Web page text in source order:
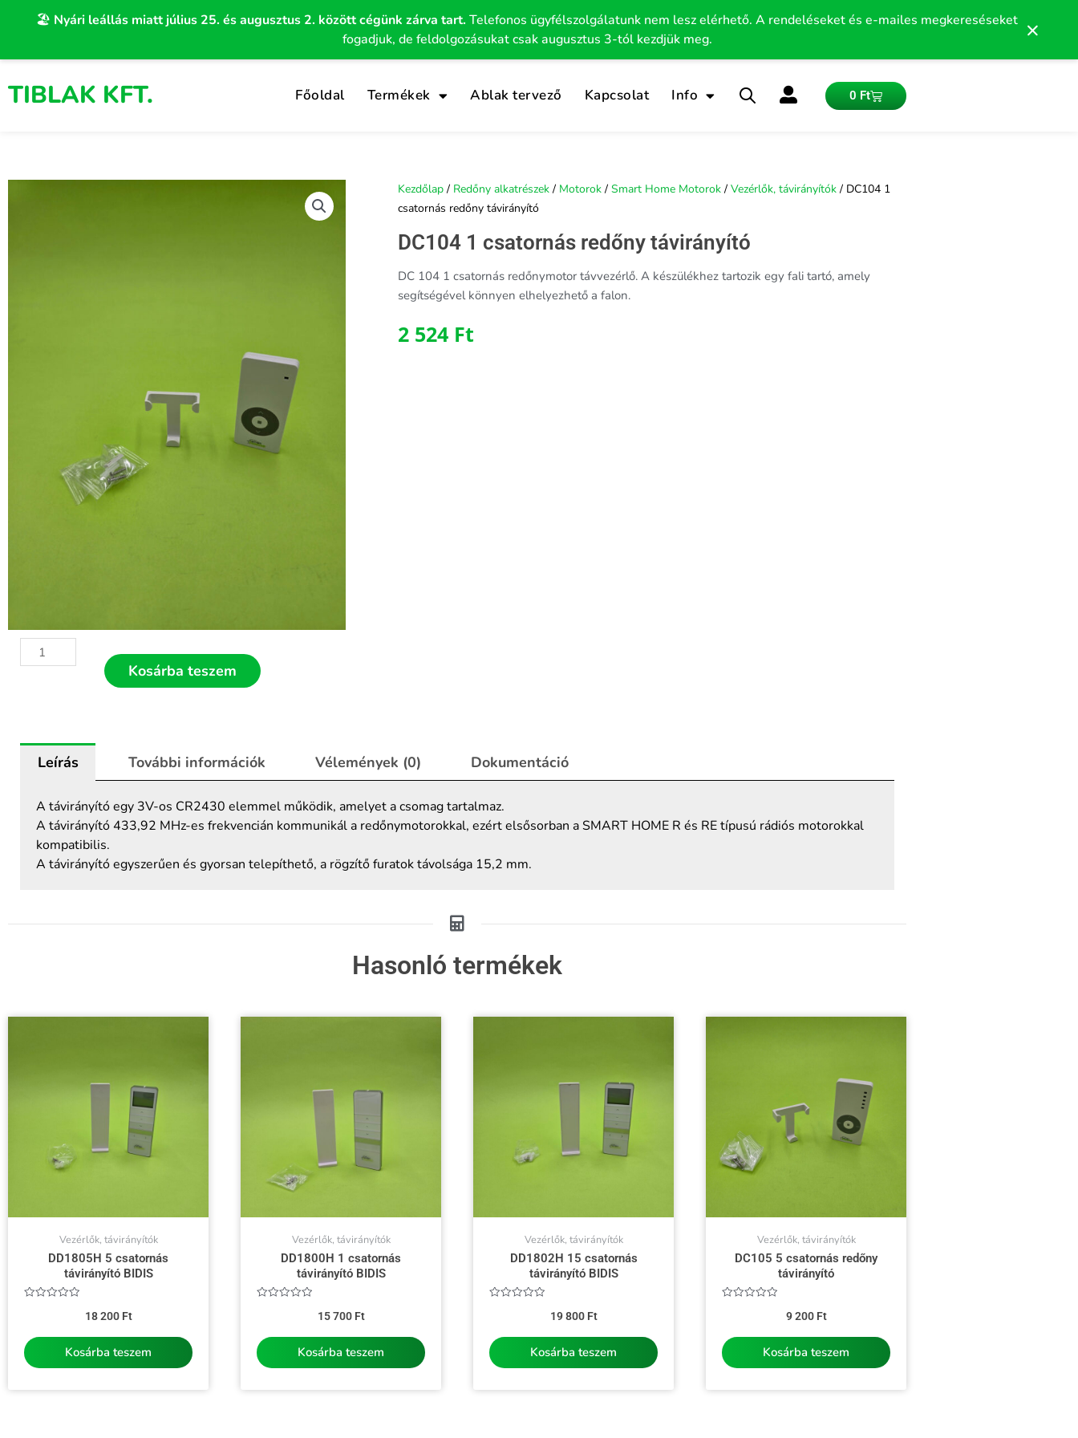
🏖️ Nyári leállás miatt július 25. és augusztus 2. között cégünk zárva tart.Telefonos ügyfélszolgálatunk nem lesz elérhető. A rendeléseket és e-mailes megkereséseket
fogadjuk, de feldolgozásukat csak augusztus 3-tól kezdjük meg.
×
TIBLAK KFT. Főoldal Termékek Ablak tervező Kapcsolat Info 0 FtKosár
Kezdőlap / Redőny alkatrészek / Motorok / Smart Home Motorok / Vezérlők, távirányítók / DC104 1
csatornás redőny távirányító
DC104 1 csatornás redőny távirányító
DC 104 1 csatornás redőnymotor távvezérlő. A készülékhez tartozik egy fali tartó, amely
segítségével könnyen elhelyezhető a falon.
2 524 Ft
DC104
1
mennyiség
Kosárba teszem
Leírás További információk Vélemények (0) Dokumentáció
A távirányító egy 3V-os CR2430 elemmel működik, amelyet a csomag tartalmaz.
A távirányító 433,92 MHz-es frekvencián kommunikál a redőnymotorokkal, ezért elsősorban a SMART HOME R és RE típusú rádiós motorokkal
kompatibilis.
A távirányító egyszerűen és gyorsan telepíthető, a rögzítő furatok távolsága 15,2 mm.
Hasonló termékek
Vezérlők, távirányítók
DD1805H 5 csatornás
távirányító BIDIS
18 200 Ft
Kosárba teszem
Vezérlők, távirányítók
DD1800H 1 csatornás
távirányító BIDIS
15 700 Ft
Kosárba teszem
Vezérlők, távirányítók
DD1802H 15 csatornás
távirányító BIDIS
19 800 Ft
Kosárba teszem
Vezérlők, távirányítók
DC105 5 csatornás redőny
távirányító
9 200 Ft
Kosárba teszem